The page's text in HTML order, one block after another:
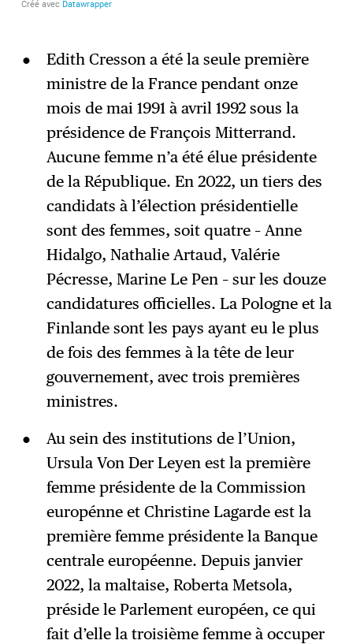
Edith Cresson a été la seule première
ministre de la France pendant onze
mois de mai 1991 à avril 1992 sous la
présidence de François Mitterrand.
Aucune femme n’a été élue présidente
de la République. En 2022, un tiers des
candidats à l’élection présidentielle
sont des femmes, soit quatre – Anne
Hidalgo, Nathalie Artaud, Valérie
Pécresse, Marine Le Pen – sur les douze
candidatures officielles. La Pologne et la
Finlande sont les pays ayant eu le plus
de fois des femmes à la tête de leur
gouvernement, avec trois premières
ministres.
Au sein des institutions de l’Union,
Ursula Von Der Leyen est la première
femme présidente de la Commission
europénne et Christine Lagarde est la
première femme présidente la Banque
centrale européenne. Depuis janvier
2022, la maltaise, Roberta Metsola,
préside le Parlement européen, ce qui
fait d’elle la troisième femme à occuper